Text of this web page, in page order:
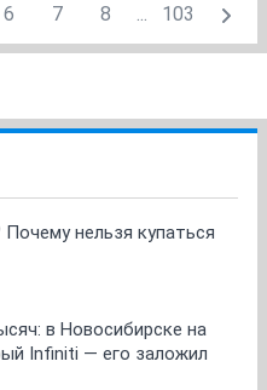
6 7 8 ... 103
нельзя купаться
в Новосибирске на
Infiniti — его заложил